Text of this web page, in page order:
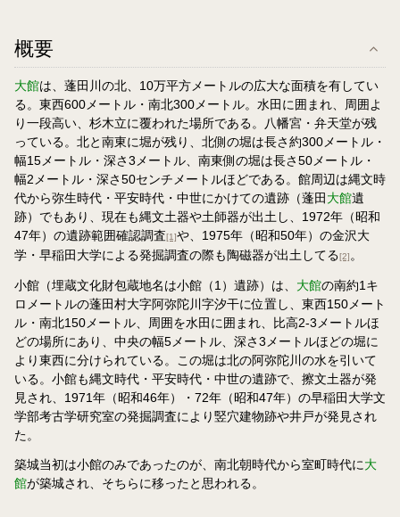
概要
大館は、蓬田川の北、10万平方メートルの広大な面積を有してい
る。東西600メートル・南北300メートル。水田に囲まれ、周囲よ
り一段高い、杉木立に覆われた場所である。八幡宮・弁天堂が残
っている。北と南東に堀が残り、北側の堀は長さ約300メートル・
幅15メートル・深さ3メートル、南東側の堀は長さ50メートル・
幅2メートル・深さ50センチメートルほどである。館周辺は縄文時
代から弥生時代・平安時代・中世にかけての遺跡（蓬田 大館遺
跡）でもあり、現在も縄文土器や土師器が出土し、1972年（昭和
47年）の遺跡範囲確認調査[1]や、1975年（昭和50年）の金沢大
学・早稲田大学による発掘調査の際も陶磁器が出土してる[2] 。
小館（埋蔵文化財包蔵地名は小館（1）遺跡）は、 大館の南約1キ
ロメートルの蓬田村大字阿弥陀川字汐干に位置し、東西150メート
ル・南北150メートル、周囲を水田に囲まれ、比高2-3メートルほ
どの場所にあり、中央の幅5メートル、深さ3メートルほどの堀に
より東西に分けられている。この堀は北の阿弥陀川の水を引いて
いる。小館も縄文時代・平安時代・中世の遺跡で、擦文土器が発
見され、1971年（昭和46年）・72年（昭和47年）の早稲田大学文
学部考古学研究室の発掘調査により竪穴建物跡や井戸が発見され
た。
築城当初は小館のみであったのが、南北朝時代から室町時代に大
館が築城され、そちらに移ったと思われる。